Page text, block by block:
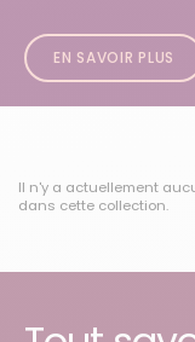
EN SAVOIR PLUS
Il n'y a actuellement
dans cette collection.